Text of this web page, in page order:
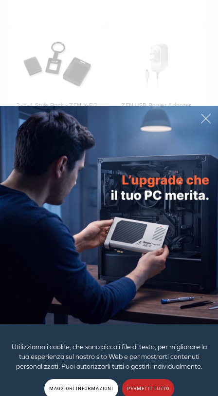
Utilizziamo i cookie, che sono piccoli file di testo, per migliorare la
tua esperienza sul nostro sito Web e per mostrarti contenuti
personalizzati. Puoi autorizzarli tutti o gestirli individualmente.
MAGGIORI INFORMAZIONI PERMETTI TUTTO
3-in-1 Style Pack - ZEN X-Fi3 ZEN USB Power Adapter
ZEN Power Adapter
AZIENDA
Creative Technology Ltd. Tutti i diritti riservati. Politica sulla privacy